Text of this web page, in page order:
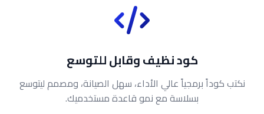
كود نظيف وقابل للتوسع
نكتب كوداً برمجياً عالي الأداء، سهل الصيانة، ومصمم ليتوسع
بسلاسة مع نمو قاعدة مستخدميك.